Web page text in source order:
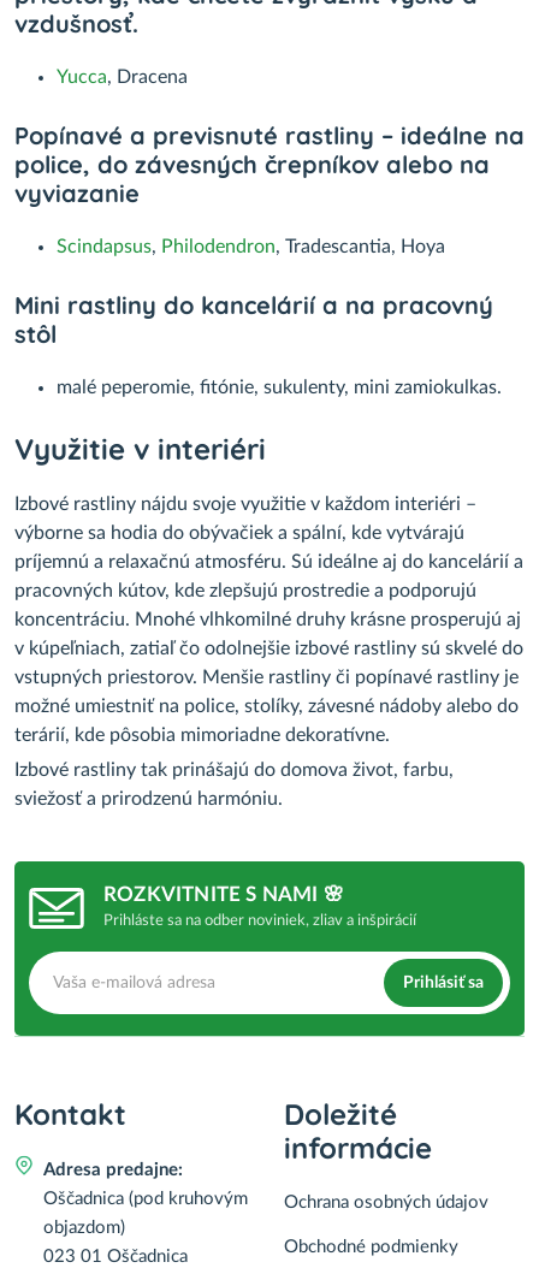
vzdušnosť.
Yucca, Dracena
Popínavé a previsnuté rastliny – ideálne na
police, do závesných črepníkov alebo na
vyviazanie
Scindapsus, Philodendron, Tradescantia, Hoya
Mini rastliny do kancelárií a na pracovný
stôl
malé peperomie, fitónie, sukulenty, mini zamiokulkas.
Využitie v interiéri
Izbové rastliny nájdu svoje využitie v každom interiéri –
výborne sa hodia do obývačiek a spální, kde vytvárajú
príjemnú a relaxačnú atmosféru. Sú ideálne aj do kancelárií a
pracovných kútov, kde zlepšujú prostredie a podporujú
koncentráciu. Mnohé vlhkomilné druhy krásne prosperujú aj
v kúpeľniach, zatiaľ čo odolnejšie izbové rastliny sú skvelé do
vstupných priestorov. Menšie rastliny či popínavé rastliny je
možné umiestniť na police, stolíky, závesné nádoby alebo do
terárií, kde pôsobia mimoriadne dekoratívne.
Izbové rastliny tak prinášajú do domova život, farbu,
sviežosť a prirodzenú harmóniu.
ROZKVITNITE S NAMI 🌸
Prihláste sa na odber noviniek, zliav a inšpirácií
Prihlásiť sa
Kontakt
Adresa predajne:
Oščadnica (pod kruhovým
objazdom)
023 01 Oščadnica
Doležité
informácie
Ochrana osobných údajov
Obchodné podmienky